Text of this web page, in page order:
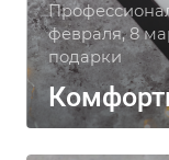
февраля, 8
подарки